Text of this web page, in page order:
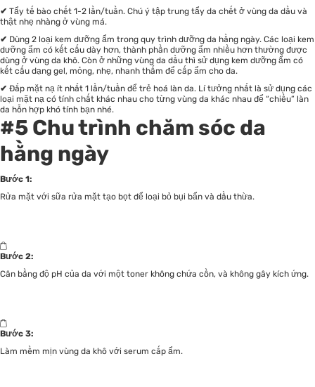
✔ Tẩy tế bào chết 1-2 lần/tuần. Chú ý tập trung tẩy da chết ở vùng da dầu và
thật nhẹ nhàng ở vùng má.
✔ Dùng 2 loại kem dưỡng ẩm trong quy trình dưỡng da hằng ngày. Các loại kem
dưỡng ẩm có kết cấu dày hơn, thành phần dưỡng ẩm nhiều hơn thường được
dùng ở vùng da khô. Còn ở những vùng da dầu thì sử dụng kem dưỡng ẩm có
kết cấu dạng gel, mỏng, nhẹ, nhanh thấm để cấp ẩm cho da.
✔ Đắp mặt nạ ít nhất 1 lần/tuần để trẻ hoá làn da. Lí tưởng nhất là sử dụng các
loại mặt nạ có tính chất khác nhau cho từng vùng da khác nhau để “chiều” làn
da hỗn hợp khó tính bạn nhé.
#5Chu trình chăm sóc da
hằng ngày
Bước 1:
Rửa mặt với sữa rửa mặt tạo bọt để loại bỏ bụi bẩn và dầu thừa.
Bước 2:
Cân bằng độ pH của da với một toner không chứa cồn, và không gây kích ứng.
Bước 3:
Làm mềm mịn vùng da khô với serum cấp ẩm.